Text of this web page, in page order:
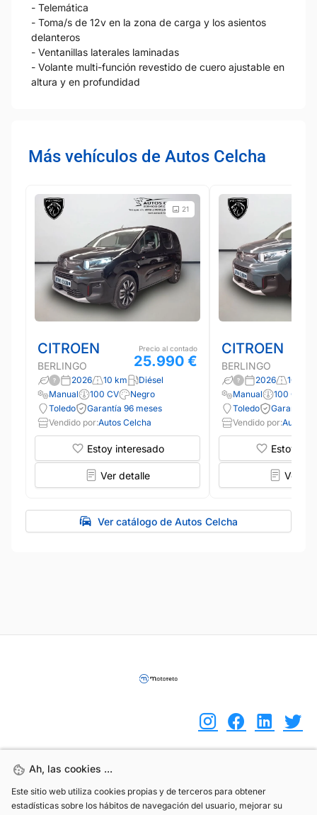
- Telemática
- Toma/s de 12v en la zona de carga y los asientos
delanteros
- Ventanillas laterales laminadas
- Volante multi-función revestido de cuero ajustable en
altura y en profundidad
Más vehículos de Autos Celcha
21
CITROEN
BERLINGO
Precio al contado
25.990 €
2026 10 km
Diésel
Manual
100 CV
Negro
Toledo
Garantía 96 meses
Vendido por:Autos Celcha
Estoy interesado
Ver detalle
CITROEN
BERLINGO
2026
10 km
Manual
100 CV
Toledo
Garantía
Vendido por:Autos
Estoy
Ver
Ver catálogo de Autos Celcha
Ah, las cookies ...
Este sitio web utiliza cookies propias y de terceros para obtener
estadísticas sobre los hábitos de navegación del usuario, mejorar su
Ah, las cookies ...
Este sitio web utiliza cookies propias y de terceros para obtener
estadísticas sobre los hábitos de navegación del usuario, mejorar su
info@motoreto.com